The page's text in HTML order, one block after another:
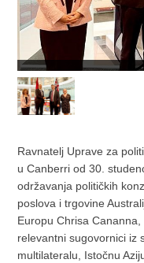
Ravnatelj Uprave za
u Canberri od 30.
održavanja političkih
poslova i trgovine
Europu Chrisa
relevantni sugovornici iz
multilateralu, Istočnu